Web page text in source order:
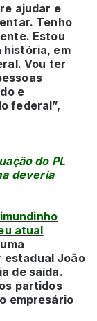
ajudar e
Tenho
Estou
história, em
Vou ter
e
federal”,
do PL
deveria
atual
estadual João
de saída.
partidos
empresário